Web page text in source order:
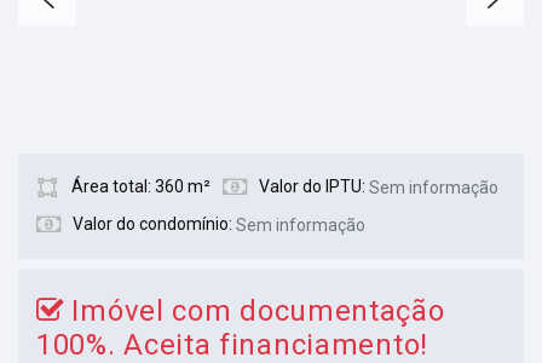
Área total: 360 m² Valor do IPTU: Sem informação
Valor do condomínio: Sem informação
Imóvel com documentação
100%. Aceita financiamento!